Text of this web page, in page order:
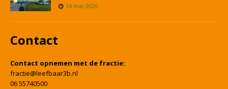
14 mei 2026
Contact
Contact opnemen met de fractie:
fractie@leefbaar3b.nl
06 55740500